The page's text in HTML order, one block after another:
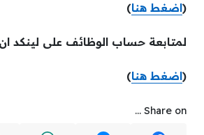
(اضغط هنا)
لمتابعة حساب الوظائف على لينكد ان
(اضغط هنا)
Share on ...